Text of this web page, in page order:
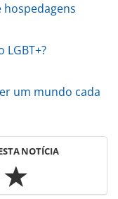
um mundo cada
NOTÍCIA